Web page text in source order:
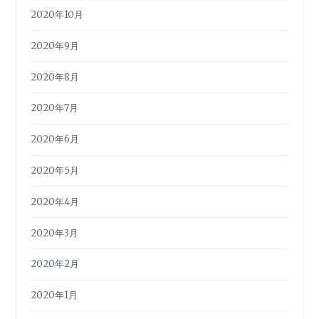
2020年10月
2020年9月
2020年8月
2020年7月
2020年6月
2020年5月
2020年4月
2020年3月
2020年2月
2020年1月